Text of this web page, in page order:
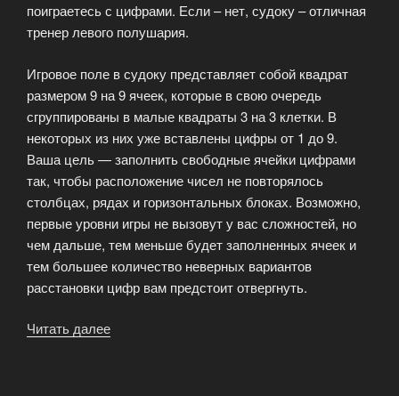
поиграетесь с цифрами. Если – нет, судоку – отличная
тренер левого полушария.
Игровое поле в судоку представляет собой квадрат
размером 9 на 9 ячеек, которые в свою очередь
сгруппированы в малые квадраты 3 на 3 клетки. В
некоторых из них уже вставлены цифры от 1 до 9.
Ваша цель — заполнить свободные ячейки цифрами
так, чтобы расположение чисел не повторялось
столбцах, рядах и горизонтальных блоках. Возможно,
первые уровни игры не вызовут у вас сложностей, но
чем дальше, тем меньше будет заполненных ячеек и
тем большее количество неверных вариантов
расстановки цифр вам предстоит отвергнуть.
Читать далее